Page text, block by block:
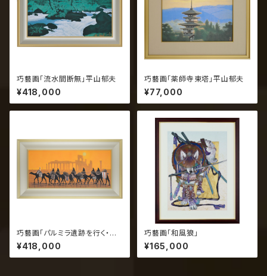
巧藝画「流水間断無」平山郁夫
¥418,000
巧藝画「薬師寺東塔」平山郁夫
¥77,000
巧藝画「パルミラ遺跡を行く・朝」
（大）平山郁夫
¥418,000
巧藝画「和風狼」
¥165,000